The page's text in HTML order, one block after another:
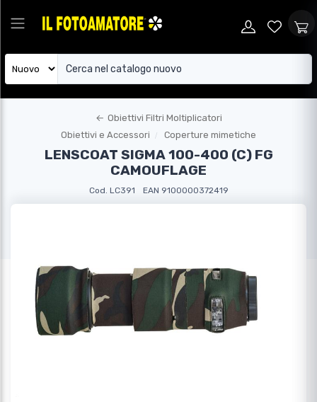
← Obiettivi Filtri Moltiplicatori
Obiettivi e Accessori
Coperture mimetiche
LENSCOAT SIGMA 100-400 (C) FG
CAMOUFLAGE
Cod. LC391 EAN 9100000372419